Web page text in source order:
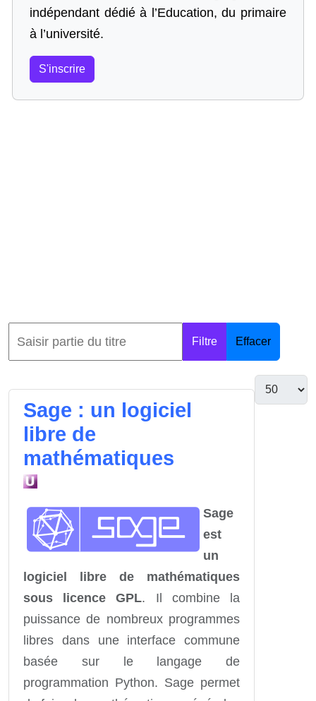
indépendant dédié à l’Education, du primaire
à l’université.
S'inscrire
Filtre Effacer
Sage : un logiciel
libre de
mathématiques
Sage
est
un
logiciel libre de mathématiques
sous licence GPL. Il combine la
puissance de nombreux programmes
libres dans une interface commune
basée sur le langage de
programmation Python. Sage permet